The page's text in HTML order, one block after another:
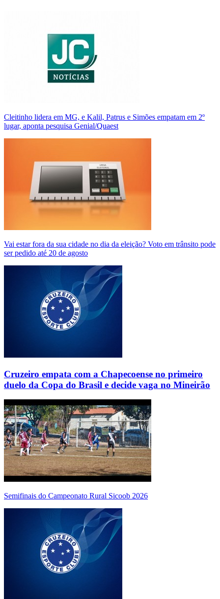
Cleitinho lidera em MG, e Kalil, Patrus e Simões empatam em 2º
lugar, aponta pesquisa Genial/Quaest
Vai estar fora da sua cidade no dia da eleição? Voto em trânsito pode
ser pedido até 20 de agosto
Cruzeiro empata com a Chapecoense no primeiro
duelo da Copa do Brasil e decide vaga no Mineirão
Semifinais do Campeonato Rural Sicoob 2026